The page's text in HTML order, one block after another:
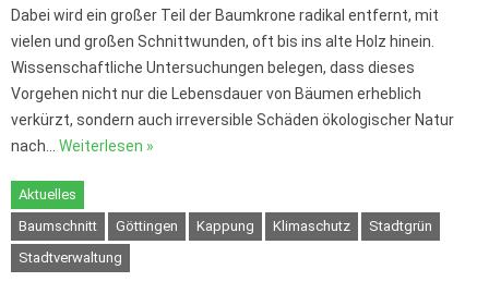
Dabei wird ein großer Teil der Baumkrone radikal entfernt, mit
vielen und großen Schnittwunden, oft bis ins alte Holz hinein.
Wissenschaftliche Untersuchungen belegen, dass dieses
Vorgehen nicht nur die Lebensdauer von Bäumen erheblich
verkürzt, sondern auch irreversible Schäden ökologischer Natur
nach… Weiterlesen »
Aktuelles
Baumschnitt
Göttingen Kappung Klimaschutz
Stadtgrün
Stadtverwaltung